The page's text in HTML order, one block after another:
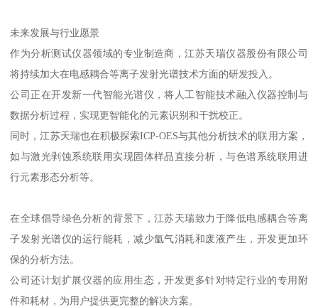
未来发展与行业愿景
作为分析测试仪器领域的专业制造商，江苏天瑞仪器股份有限公司
将持续加大在电感耦合等离子发射光谱技术方面的研发投入。
公司正在开发新一代智能光谱仪，将人工智能技术融入仪器控制与
数据分析过程，实现更智能化的元素识别和干扰校正。
同时，江苏天瑞也在积极探索ICP-OES与其他分析技术的联用方案，
如与激光剥蚀系统联用实现固体样品直接分析，与色谱系统联用进
行元素形态分析等。
在全球倡导绿色分析的背景下，江苏天瑞致力于降低电感耦合等离
子发射光谱仪的运行能耗，减少氩气消耗和废液产生，开发更加环
保的分析方法。
公司还计划扩展仪器的应用生态，开发更多针对特定行业的专用附
件和耗材，为用户提供更完整的解决方案。